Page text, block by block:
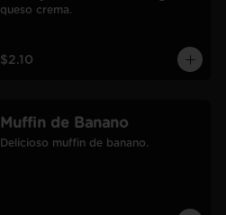
queso crema.
$2.10
Muffin de Banano
Delicioso muffin de banano.